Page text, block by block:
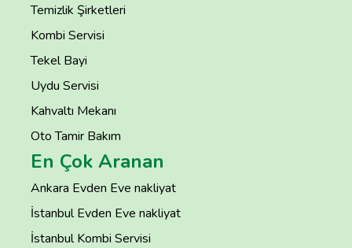
Temizlik Şirketleri
Kombi Servisi
Tekel Bayi
Uydu Servisi
Kahvaltı Mekanı
Oto Tamir Bakım
En Çok Aranan
Ankara Evden Eve nakliyat
İstanbul Evden Eve nakliyat
İstanbul Kombi Servisi